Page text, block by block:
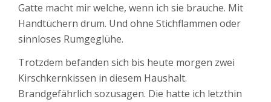
Gatte macht mir welche, wenn ich sie brauche. Mit
Handtüchern drum. Und ohne Stichflammen oder
sinnloses Rumgeglühe.
Trotzdem befanden sich bis heute morgen zwei
Kirschkernkissen in diesem Haushalt.
Brandgefährlich sozusagen. Die hatte ich letzthin